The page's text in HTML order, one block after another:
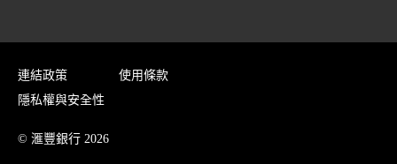
連結政策
隱私權與安全性
使用條款
© 滙豐銀行 2026